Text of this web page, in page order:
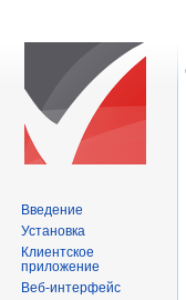
Введение
Установка
Клиентское
приложение
Веб-интерфейс